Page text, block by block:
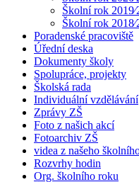
Školní rok
Školní rok
Poradenské pracoviště
Úřední deska
Dokumenty školy
Spolupráce, projekty
Školská rada
Individuální vzdělávání
Zprávy ZŠ
Foto z našich akcí
Fotoarchiv ZŠ
videa z našeho
Rozvrhy hodin
Org. školního roku